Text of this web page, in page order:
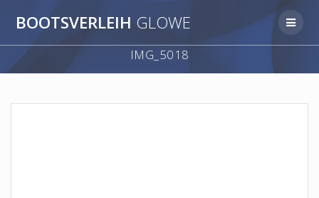
Inhalt
BOOTSVERLEIH GLOWE
IMG_5018